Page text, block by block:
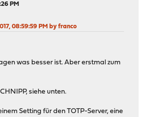
PM
08:59:59 PM by franco
was besser ist. Aber erstmal zum
siehe unten.
Setting für den TOTP-Server, eine